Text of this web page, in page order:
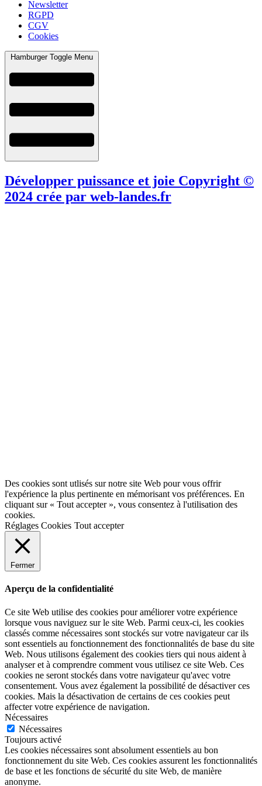
Newsletter
RGPD
CGV
Cookies
Hamburger Toggle Menu
Développer puissance et joie Copyright ©
2024 crée par web-landes.fr
Des cookies sont utlisés sur notre site Web pour vous offrir
l'expérience la plus pertinente en mémorisant vos préférences. En
cliquant sur « Tout accepter », vous consentez à l'utilisation des
cookies.
Réglages Cookies Tout accepter
Fermer
Aperçu de la confidentialité
Ce site Web utilise des cookies pour améliorer votre expérience
lorsque vous naviguez sur le site Web. Parmi ceux-ci, les cookies
classés comme nécessaires sont stockés sur votre navigateur car ils
sont essentiels au fonctionnement des fonctionnalités de base du site
Web. Nous utilisons également des cookies tiers qui nous aident à
analyser et à comprendre comment vous utilisez ce site Web. Ces
cookies ne seront stockés dans votre navigateur qu'avec votre
consentement. Vous avez également la possibilité de désactiver ces
cookies. Mais la désactivation de certains de ces cookies peut
affecter votre expérience de navigation.
Nécessaires
Nécessaires
Toujours activé
Les cookies nécessaires sont absolument essentiels au bon
fonctionnement du site Web. Ces cookies assurent les fonctionnalités
de base et les fonctions de sécurité du site Web, de manière
anonyme.